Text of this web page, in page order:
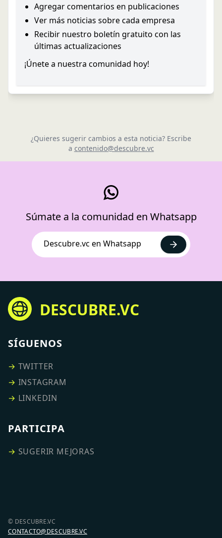
Agregar comentarios en publicaciones
Ver más noticias sobre cada empresa
Recibir nuestro boletín gratuito con las
últimas actualizaciones
¡Únete a nuestra comunidad hoy!
¿Quieres sugerir cambios a esta noticia? Escribe
a contenido@descubre.vc
Súmate a la comunidad en Whatsapp
Descubre.vc en Whatsapp
DESCUBRE.VC
SÍGUENOS
→ TWITTER
→ INSTAGRAM
→ LINKEDIN
PARTICIPA
→ SUGERIR MEJORAS
© DESCUBRE.VC
CONTACTO@DESCUBRE.VC